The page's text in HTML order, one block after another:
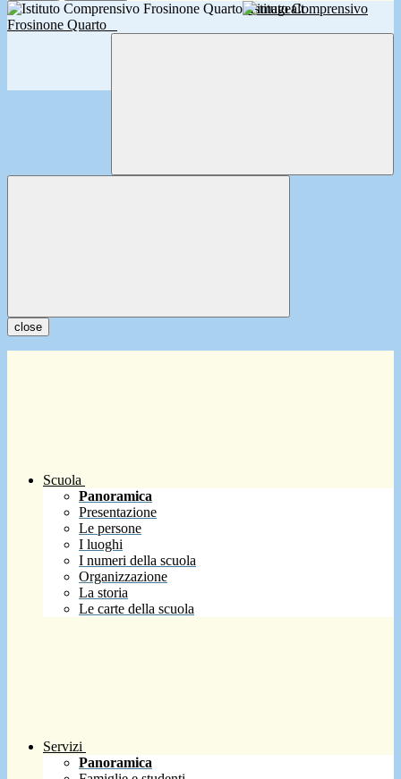
Istituto Comprensivo
Frosinone Quarto
close
Scuola
Panoramica
Presentazione
Le persone
I luoghi
I numeri della scuola
Organizzazione
La storia
Le carte della scuola
Servizi
Panoramica